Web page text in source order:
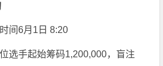
间6月1日 8:20
选手起始筹码1,200,000，盲注